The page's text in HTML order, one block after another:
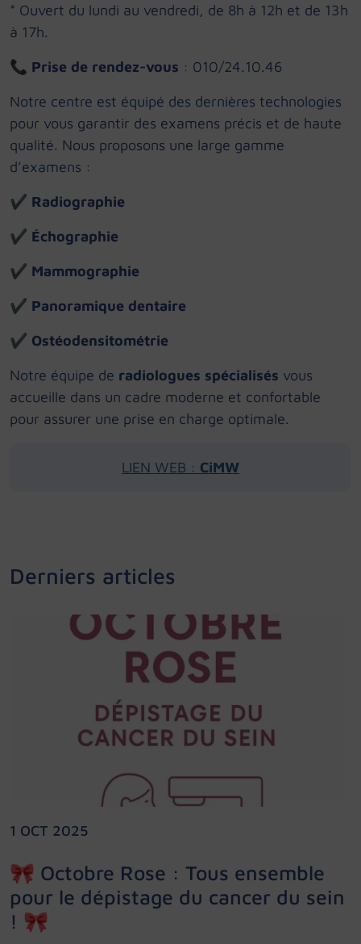
* Ouvert du lundi au vendredi, de 8h à 12h et de 13h
à 17h.
📞 Prise de rendez-vous : 010/24.10.46
Notre centre est équipé des dernières technologies
pour vous garantir des examens précis et de haute
qualité. Nous proposons une large gamme
d’examens :
✔ Radiographie
✔ Échographie
✔ Mammographie
✔ Panoramique dentaire
✔ Ostéodensitométrie
Notre équipe de radiologues spécialisés vous
accueille dans un cadre moderne et confortable
pour assurer une prise en charge optimale.
LIEN WEB : CiMW
Derniers articles
1 OCT 2025
🎀 Octobre Rose : Tous ensemble
pour le dépistage du cancer du sein
! 🎀